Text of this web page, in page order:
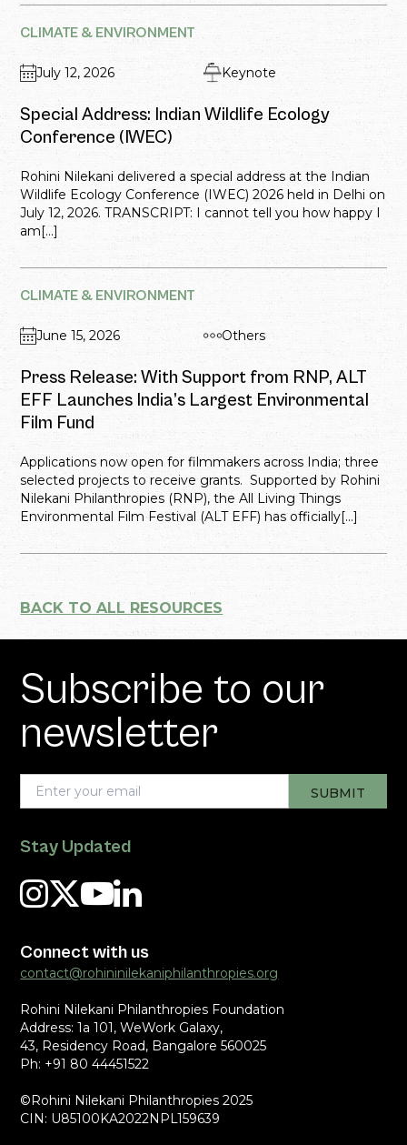
CLIMATE & ENVIRONMENT
July 12, 2026 Keynote
Special Address: Indian Wildlife Ecology
Conference (IWEC)
Rohini Nilekani delivered a special address at the Indian
Wildlife Ecology Conference (IWEC) 2026 held in Delhi on
July 12, 2026. TRANSCRIPT: I cannot tell you how happy I
am[...]
CLIMATE & ENVIRONMENT
June 15, 2026 Others
Press Release: With Support from RNP, ALT
EFF Launches India’s Largest Environmental
Film Fund
Applications now open for filmmakers across India; three
selected projects to receive grants. Supported by Rohini
Nilekani Philanthropies (RNP), the All Living Things
Environmental Film Festival (ALT EFF) has officially[...]
BACK TO ALL RESOURCES
Subscribe to our
newsletter
Stay Updated
Connect with us
contact@rohininilekaniphilanthropies.org
Rohini Nilekani Philanthropies Foundation
Address: 1a 101, WeWork Galaxy,
43, Residency Road, Bangalore 560025
Ph: +91 80 44451522
©Rohini Nilekani Philanthropies 2025
CIN: U85100KA2022NPL159639